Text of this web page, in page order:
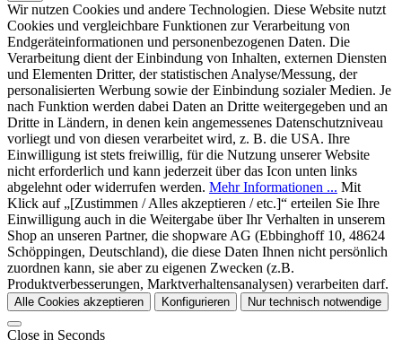
Wir nutzen Cookies und andere Technologien. Diese Website nutzt
Cookies und vergleichbare Funktionen zur Verarbeitung von
Endgeräteinformationen und personenbezogenen Daten. Die
Verarbeitung dient der Einbindung von Inhalten, externen Diensten
und Elementen Dritter, der statistischen Analyse/Messung, der
personalisierten Werbung sowie der Einbindung sozialer Medien. Je
nach Funktion werden dabei Daten an Dritte weitergegeben und an
Dritte in Ländern, in denen kein angemessenes Datenschutzniveau
vorliegt und von diesen verarbeitet wird, z. B. die USA. Ihre
Einwilligung ist stets freiwillig, für die Nutzung unserer Website
nicht erforderlich und kann jederzeit über das Icon unten links
abgelehnt oder widerrufen werden. Mehr Informationen ... Mit
Klick auf „[Zustimmen / Alles akzeptieren / etc.]“ erteilen Sie Ihre
Einwilligung auch in die Weitergabe über Ihr Verhalten in unserem
Shop an unseren Partner, die shopware AG (Ebbinghoff 10, 48624
Schöppingen, Deutschland), die diese Daten Ihnen nicht persönlich
zuordnen kann, sie aber zu eigenen Zwecken (z.B.
Produktverbesserungen, Marktverhaltensanalysen) verarbeiten darf.
Alle Cookies akzeptieren Konfigurieren Nur technisch notwendige
Close in Seconds